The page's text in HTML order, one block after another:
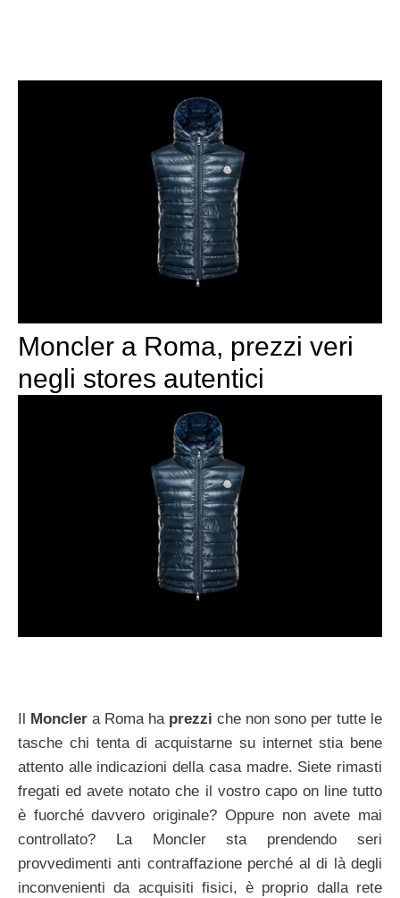
Moncler a Roma, prezzi veri
negli stores autentici
Moncler a Roma ha prezzi che non sono per tutte le
tasche chi tenta di acquistarne su internet stia bene
attento alle indicazioni della casa madre. Siete rimasti
fregati ed avete notato che il vostro capo on line tutto
è fuorché davvero originale? Oppure non avete mai
controllato? La Moncler sta prendendo seri
provvedimenti anti contraffazione perché al di là degli
inconvenienti da acquisiti fisici, è proprio dalla rete